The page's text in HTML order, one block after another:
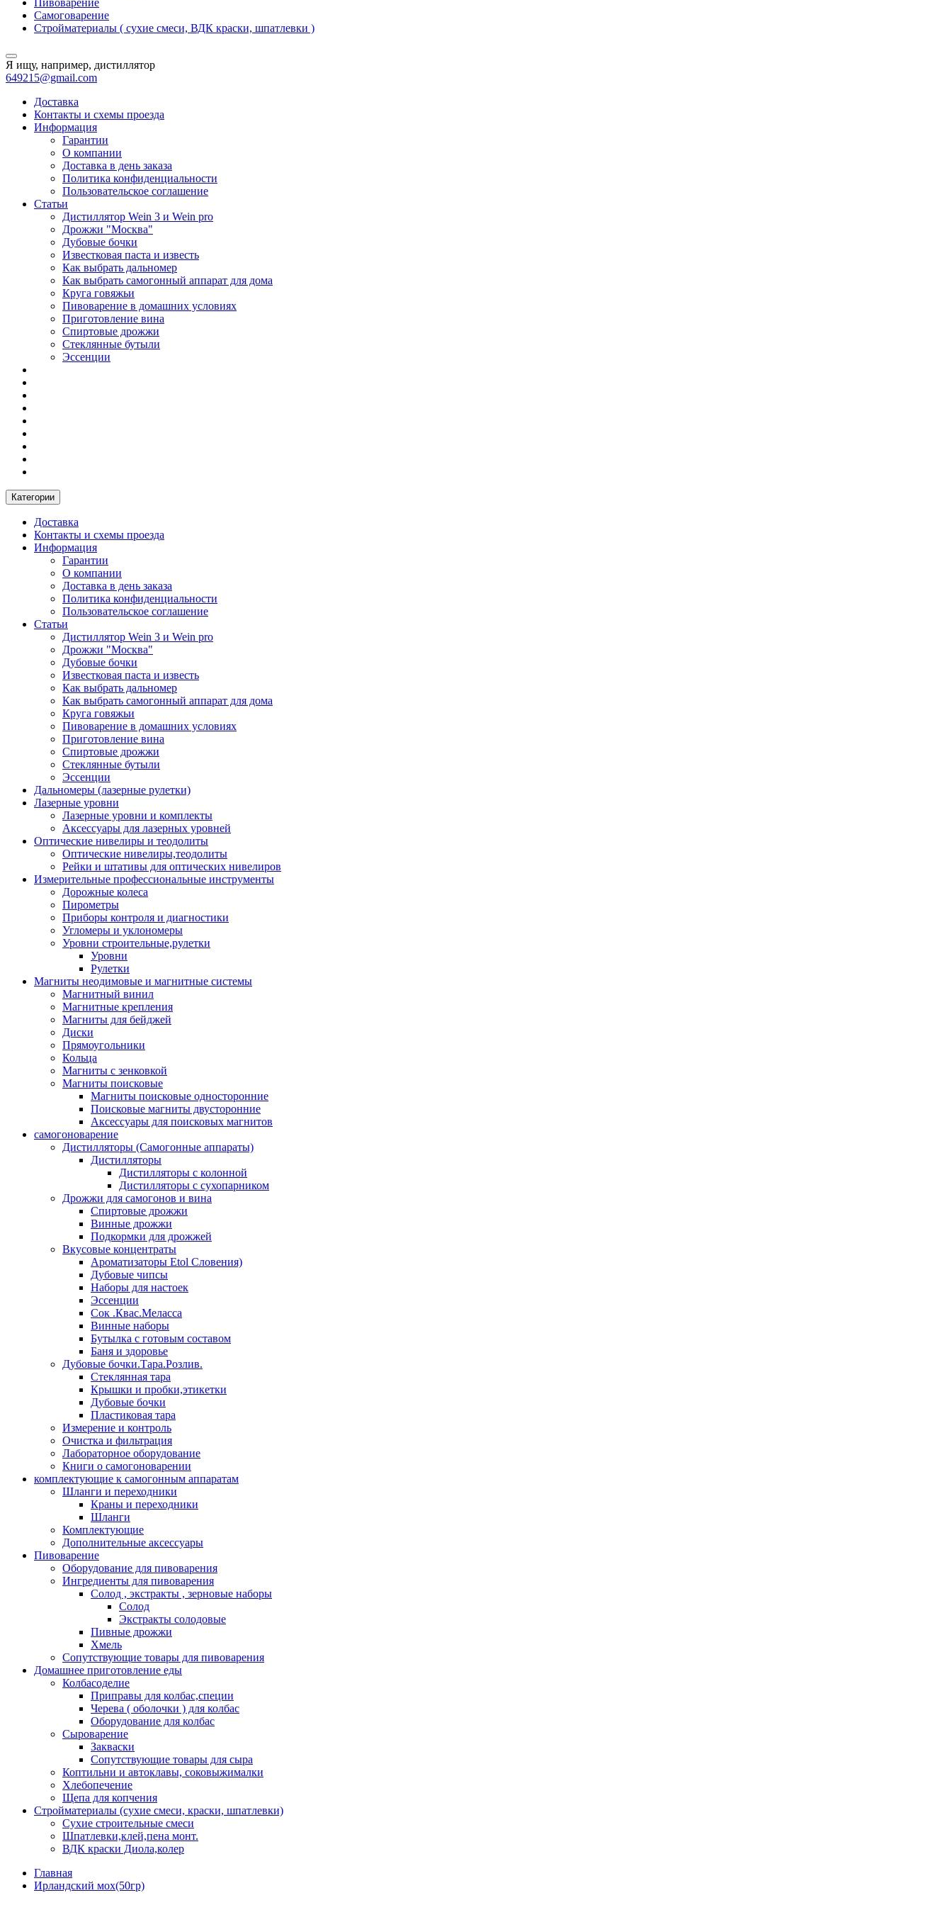
Самоговарение
Стройматериалы ( сухие смеси, ВДК краски, шпатлевки )
Я ищу, например, дистиллятор
649215@gmail.com
Доставка
Контакты и схемы проезда
Информация
Гарантии
О компании
Доставка в день заказа
Политика конфиденциальности
Пользовательское соглашение
Статьи
Дистиллятор Wein 3 и Wein pro
Дрожжи "Москва"
Дубовые бочки
Известковая паста и известь
Как выбрать дальномер
Как выбрать самогонный аппарат для дома
Круга говяжьи
Пивоварение в домашних условиях
Приготовление вина
Спиртовые дрожжи
Стеклянные бутыли
Эссенции
Категории
Доставка
Контакты и схемы проезда
Информация
Гарантии
О компании
Доставка в день заказа
Политика конфиденциальности
Пользовательское соглашение
Статьи
Дистиллятор Wein 3 и Wein pro
Дрожжи "Москва"
Дубовые бочки
Известковая паста и известь
Как выбрать дальномер
Как выбрать самогонный аппарат для дома
Круга говяжьи
Пивоварение в домашних условиях
Приготовление вина
Спиртовые дрожжи
Стеклянные бутыли
Эссенции
Дальномеры (лазерные рулетки)
Лазерные уровни
Лазерные уровни и комплекты
Аксессуары для лазерных уровней
Оптические нивелиры и теодолиты
Оптические нивелиры,теодолиты
Рейки и штативы для оптических нивелиров
Измерительные профессиональные инструменты
Дорожные колеса
Пирометры
Приборы контроля и диагностики
Угломеры и уклономеры
Уровни строительные,рулетки
Уровни
Рулетки
Магниты неодимовые и магнитные системы
Магнитный винил
Магнитные крепления
Магниты для бейджей
Диски
Прямоугольники
Кольца
Магниты с зенковкой
Магниты поисковые
Магниты поисковые односторонние
Поисковые магниты двусторонние
Аксессуары для поисковых магнитов
самогоноварение
Дистилляторы (Самогонные аппараты)
Дистилляторы
Дистилляторы с колонной
Дистилляторы с сухопарником
Дрожжи для самогонов и вина
Спиртовые дрожжи
Винные дрожжи
Подкормки для дрожжей
Вкусовые концентраты
Ароматизаторы Etol Словения)
Дубовые чипсы
Наборы для настоек
Эссенции
Сок .Квас.Меласса
Винные наборы
Бутылка с готовым составом
Баня и здоровье
Дубовые бочки.Тара.Розлив.
Стеклянная тара
Крышки и пробки,этикетки
Дубовые бочки
Пластиковая тара
Измерение и контроль
Очистка и фильтрация
Лабораторное оборудование
Книги о самогоноварении
комплектующие к самогонным аппаратам
Шланги и переходники
Краны и переходники
Шланги
Комплектующие
Дополнительные аксессуары
Пивоварение
Оборудование для пивоварения
Ингредиенты для пивоварения
Солод , экстракты , зерновые наборы
Солод
Экстракты солодовые
Пивные дрожжи
Хмель
Сопутствующие товары для пивоварения
Домашнее приготовление еды
Колбасоделие
Приправы для колбас,специи
Черева ( оболочки ) для колбас
Оборудование для колбас
Сыроварение
Закваски
Сопутствующие товары для сыра
Коптильни и автоклавы, соковыжималки
Хлебопечение
Щепа для копчения
Стройматериалы (сухие смеси, краски, шпатлевки)
Сухие строительные смеси
Шпатлевки,клей,пена монт.
ВДК краски Диола,колер
Главная
Ирландский мох(50гр)